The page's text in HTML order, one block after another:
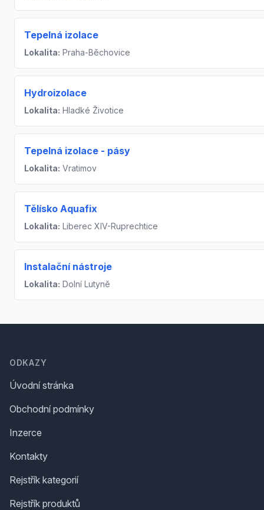
Tepelná izolace
Lokalita: Praha-Běchovice
Hydroizolace
Lokalita: Hladké Životice
Tepelná izolace - pásy
Lokalita: Vratimov
Tělísko Aquafix
Lokalita: Liberec XIV-Ruprechtice
Instalační nástroje
Lokalita: Dolní Lutyně
ODKAZY
Úvodní stránka
Obchodní podmínky
Inzerce
Kontakty
Rejstřík kategorií
Rejstřík produktů